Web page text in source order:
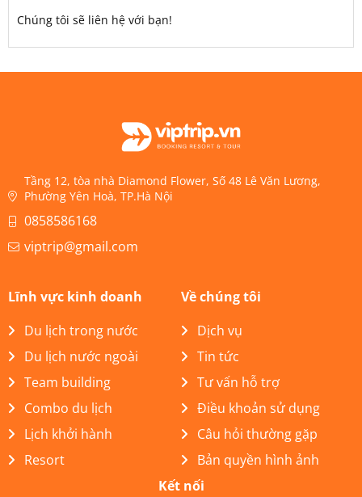
Chúng tôi sẽ liên hệ với bạn!
Tầng 12, tòa nhà Diamond Flower, Số 48 Lê Văn Lương,
Phường Yên Hoà, TP.Hà Nội
0858586168
viptrip@gmail.com
Lĩnh vực kinh doanh
Du lịch trong nước
Du lịch nước ngoài
Team building
Combo du lịch
Lịch khởi hành
Resort
Về chúng tôi
Dịch vụ
Tin tức
Tư vấn hỗ trợ
Điều khoản sử dụng
Câu hỏi thường gặp
Bản quyền hình ảnh
Kết nối